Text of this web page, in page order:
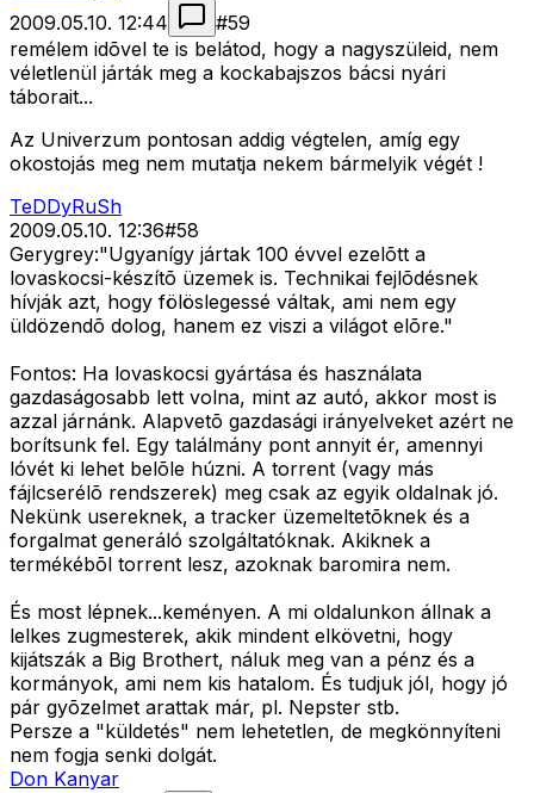
2009.05.10. 12:44
#59
remélem idõvel te is belátod, hogy a nagyszüleid, nem
véletlenül járták meg a kockabajszos bácsi nyári
táborait...
Az Univerzum pontosan addig végtelen, amíg egy
okostojás meg nem mutatja nekem bármelyik végét !
TeDDyRuSh
2009.05.10. 12:36#58
Gerygrey:"Ugyanígy jártak 100 évvel ezelõtt a
lovaskocsi-készítõ üzemek is. Technikai fejlõdésnek
hívják azt, hogy fölöslegessé váltak, ami nem egy
üldözendõ dolog, hanem ez viszi a világot elõre."
Fontos: Ha lovaskocsi gyártása és használata
gazdaságosabb lett volna, mint az autó, akkor most is
azzal járnánk. Alapvetõ gazdasági irányelveket azért ne
borítsunk fel. Egy találmány pont annyit ér, amennyi
lóvét ki lehet belõle húzni. A torrent (vagy más
fájlcserélõ rendszerek) meg csak az egyik oldalnak jó.
Nekünk usereknek, a tracker üzemeltetõknek és a
forgalmat generáló szolgáltatóknak. Akiknek a
termékébõl torrent lesz, azoknak baromira nem.
És most lépnek...keményen. A mi oldalunkon állnak a
lelkes zugmesterek, akik mindent elkövetni, hogy
kijátszák a Big Brothert, náluk meg van a pénz és a
kormányok, ami nem kis hatalom. És tudjuk jól, hogy jó
pár gyõzelmet arattak már, pl. Nepster stb.
Persze a "küldetés" nem lehetetlen, de megkönnyíteni
nem fogja senki dolgát.
Don Kanyar